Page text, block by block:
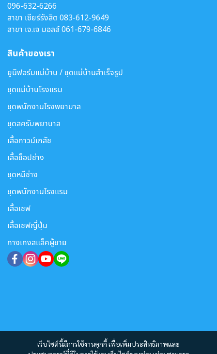
เว็บไซต์นี้มีการใช้งานคุกกี้ เพื่อเพิ่มประสิทธิภาพและ
096-632-6266
สาขา เซียร์รังสิต 083-612-9649
สาขา เจ.เจ มอลล์061-679-6846
สินค้าของเรา
ยูนิฟอร์มแม่บ้าน / ชุดแม่บ้านสำเร็จรูป
ชุดแม่บ้านโรงแรม
ชุดพนักงานโรงพยาบาล
ชุดสครับพยาบาล
เสื้อกาวน์เภสัช
เสื้อช็อปช่าง
ชุดหมีช่าง
ชุดพนักงานโรงแรม
เสื้อเชฟ
เสื้อเชฟญี่ปุ่น
กางเกงสแล็คผู้ชาย